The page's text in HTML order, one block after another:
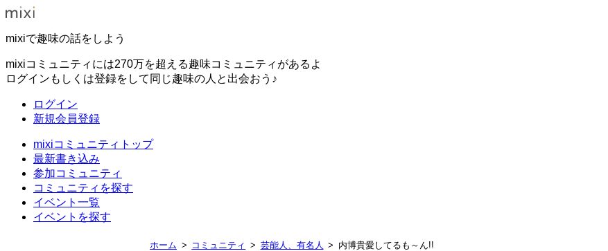
mixiで趣味の話をしよう
mixiコミュニティには270万を超える趣味コミュニティがあるよ
ログインもしくは登録をして同じ趣味の人と出会おう♪
ログイン
新規会員登録
mixiコミュニティトップ
最新書き込み
参加コミュニティ
コミュニティを探す
イベント一覧
イベントを探す
ホーム コミュニティ 芸能人、有名人 内博貴愛してるも～ん!!